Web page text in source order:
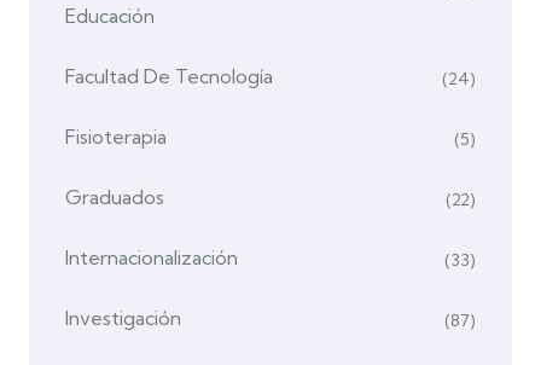
Educación
Facultad De Tecnología (24)
Fisioterapia (5)
Graduados (22)
Internacionalización (33)
Investigación (87)